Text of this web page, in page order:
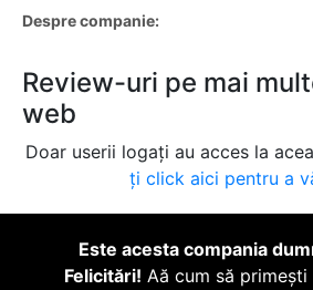
Despre companie:
Review-uri pe mai
web
Doar userii logați au acces la
ți click aici pentru a
Este acesta compania
Felicitări! Aă cum să